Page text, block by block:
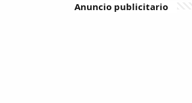
Anuncio publicitario